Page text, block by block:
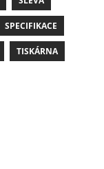
SPECIFIKACE
TISKÁRNA